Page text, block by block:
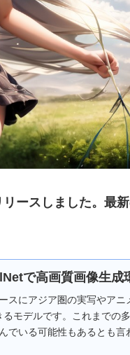
ースしました。最
で高画質画像生成
スにアジア圏の実写やアニ
モデルです。これまでの
でいる可能性もあるとも言
モデルはStable